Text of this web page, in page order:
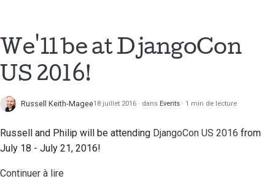
We'll be at DjangoCon
US 2016!
Russell Keith-Magee18 juillet 2016 dans Events 1 min de lecture
Russell and Philip will be attending DjangoCon US 2016 from
July 18 - July 21, 2016!
Continuer à lire